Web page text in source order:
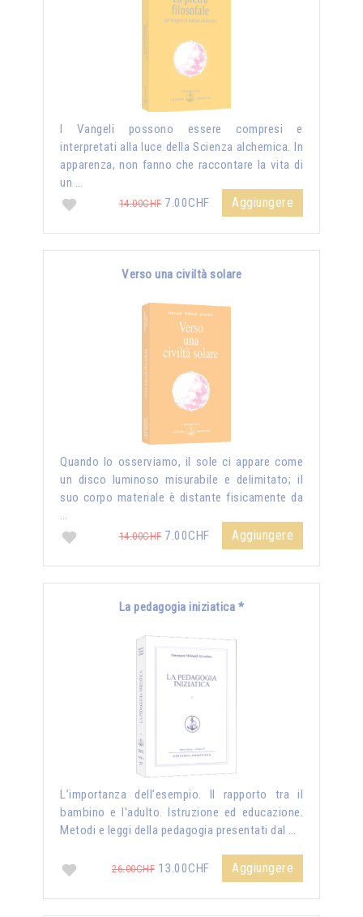
I Vangeli possono essere compresi e
interpretati alla luce della Scienza alchemica. In
apparenza, non fanno che raccontare la vita di
un …
14.00CHF7.00CHF Aggiungere
Verso una civiltà solare
Quando lo osserviamo, il sole ci appare come
un disco luminoso misurabile e delimitato; il
suo corpo materiale è distante fisicamente da
…
14.00CHF7.00CHF Aggiungere
La pedagogia iniziatica *
L’importanza dell’esempio. Il rapporto tra il
bambino e l'adulto. Istruzione ed educazione.
Metodi e leggi della pedagogia presentati dal …
26.00CHF 13.00CHF Aggiungere